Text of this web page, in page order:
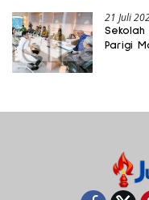
21 Juli
Parigi